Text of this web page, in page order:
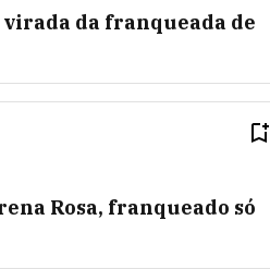
virada da franqueada de
Rosa, franqueado só